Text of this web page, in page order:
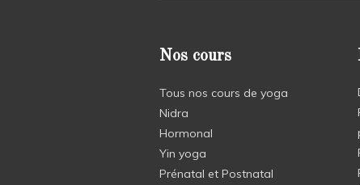
Nos cours
Tous nos cours de yoga
Nidra
Hormonal
Yin yoga
Prénatal et Postnatal